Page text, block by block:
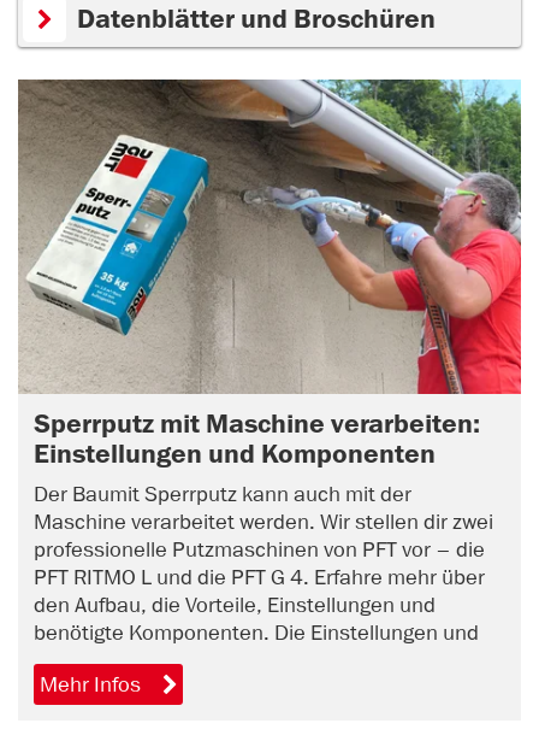
Datenblätter und Broschüren
Sperrputz mit Maschine verarbeiten:
Einstellungen und Komponenten
Der Baumit Sperrputz kann auch mit der
Maschine verarbeitet werden. Wir stellen dir zwei
professionelle Putzmaschinen von PFT vor – die
PFT RITMO L und die PFT G 4. Erfahre mehr über
den Aufbau, die Vorteile, Einstellungen und
benötigte Komponenten. Die Einstellungen und
Komponenten sind auf den Baumit Sperrputz
abgestimmt.
Mehr Infos